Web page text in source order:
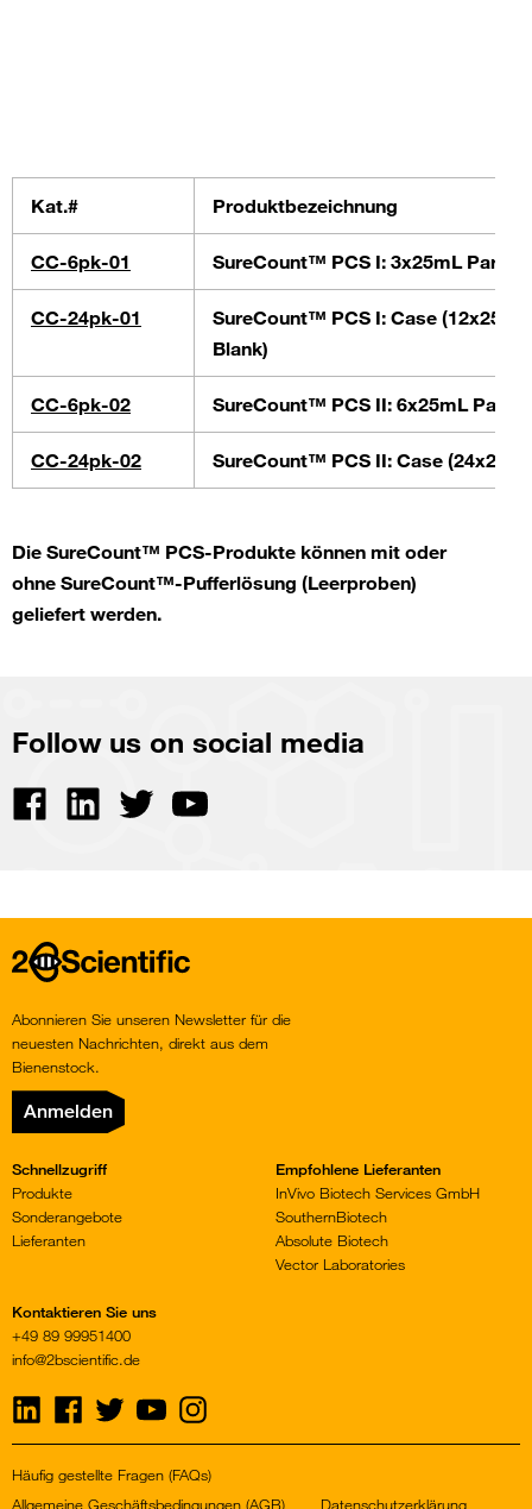
Kat.# Produktbezeichnung
CC-6pk-01 SureCount™ PCS I: 3x25mL
CC-24pk-01
SureCount™ PCS I: Case
Blank)
CC-6pk-02 SureCount™ PCS II: 6x25mL
CC-24pk-02 SureCount™ PCS II: Case
Die SureCount™ PCS-Produkte können mit oder
ohne SureCount™-Pufferlösung (Leerproben)
geliefert werden.
Follow us on social media
View
Facebook
View
Linkedin
View
Twitter
View
on
YouTube
Home
Abonnieren Sie unseren Newsletter für die
neuesten Nachrichten, direkt aus dem
Bienenstock.
Anmelden
Schnellzugriff
Produkte
Sonderangebote
Lieferanten
Empfohlene Lieferanten
InVivo Biotech Services GmbH
SouthernBiotech
Absolute Biotech
Vector Laboratories
Kontaktieren Sie uns
+49 89 99951400
info@2bscientific.de
Visit
on
Visit
on
Visit
us
on
Visit
us
on
Visit
us
on
Häufig gestellte Fragen (FAQs)
Allgemeine Geschäftsbedingungen (AGB)
Datenschutzerklärung